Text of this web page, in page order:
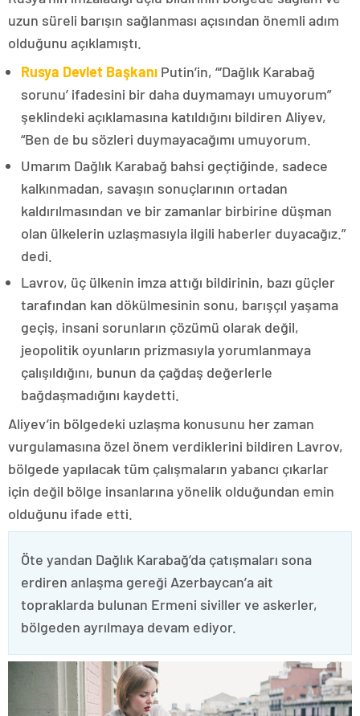
uzun süreli barışın sağlanması açısından önemli adım
olduğunu açıklamıştı.
Rusya Devlet Başkanı Putin’in, “‘Dağlık Karabağ
sorunu’ ifadesini bir daha duymamayı umuyorum”
şeklindeki açıklamasına katıldığını bildiren Aliyev,
“Ben de bu sözleri duymayacağımı umuyorum.
Umarım Dağlık Karabağ bahsi geçtiğinde, sadece
kalkınmadan, savaşın sonuçlarının ortadan
kaldırılmasından ve bir zamanlar birbirine düşman
olan ülkelerin uzlaşmasıyla ilgili haberler duyacağız.”
dedi.
Lavrov, üç ülkenin imza attığı bildirinin, bazı güçler
tarafından kan dökülmesinin sonu, barışçıl yaşama
geçiş, insani sorunların çözümü olarak değil,
jeopolitik oyunların prizmasıyla yorumlanmaya
çalışıldığını, bunun da çağdaş değerlerle
bağdaşmadığını kaydetti.
Aliyev’in bölgedeki uzlaşma konusunu her zaman
vurgulamasına özel önem verdiklerini bildiren Lavrov,
bölgede yapılacak tüm çalışmaların yabancı çıkarlar
için değil bölge insanlarına yönelik olduğundan emin
olduğunu ifade etti.
Öte yandan Dağlık Karabağ’da çatışmaları sona
erdiren anlaşma gereği Azerbaycan’a ait
topraklarda bulunan Ermeni siviller ve askerler,
bölgeden ayrılmaya devam ediyor.